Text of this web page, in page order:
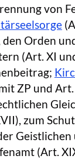
von
Orden
(Art. XI
ZP und
zum
(Art.